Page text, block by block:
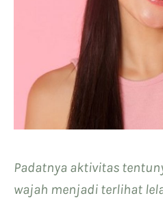
Padatnya aktivitas
wajah menjadi terlihat